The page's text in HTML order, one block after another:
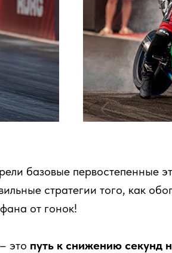
базовые первостепенные
стратегии того, как
от гонок!
это путь к снижению секунд